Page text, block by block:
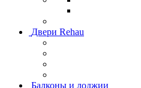
Двери Rehau
Балконы и лоджии